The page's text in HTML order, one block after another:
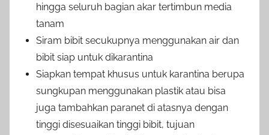
hingga seluruh bagian akar tertimbun media
tanam
Siram bibit secukupnya menggunakan air dan
bibit siap untuk dikarantina
Siapkan tempat khusus untuk karantina berupa
sungkupan menggunakan plastik atau bisa
juga tambahkan paranet di atasnya dengan
tinggi disesuaikan tinggi bibit, tujuan